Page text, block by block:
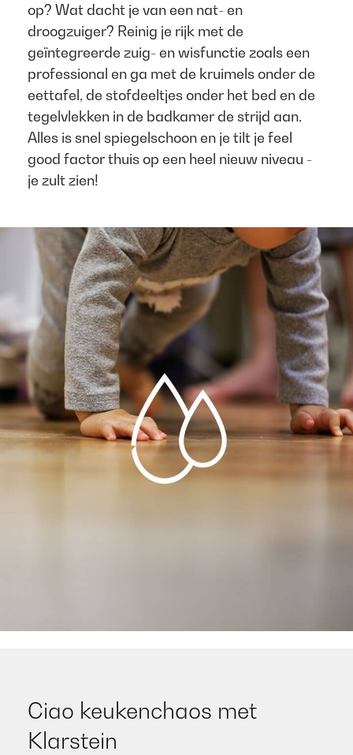
op? Wat dacht je van een nat- en
droogzuiger? Reinig je rijk met de
geïntegreerde zuig- en wisfunctie zoals een
professional en ga met de kruimels onder de
eettafel, de stofdeeltjes onder het bed en de
tegelvlekken in de badkamer de strijd aan.
Alles is snel spiegelschoon en je tilt je feel
good factor thuis op een heel nieuw niveau -
je zult zien!
Ciao keukenchaos met
Klarstein​ ​